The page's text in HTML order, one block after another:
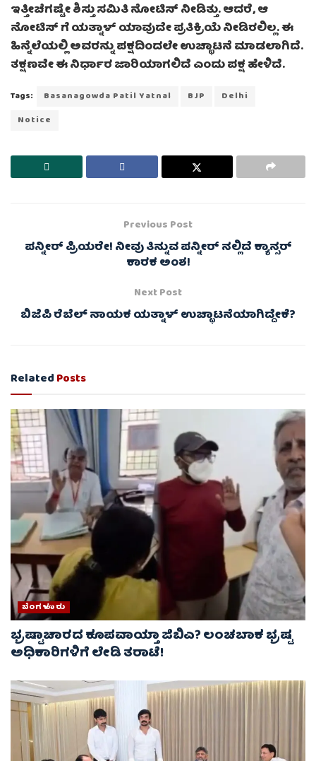
ಇತ್ತೀಚೆಗಷ್ಟೇ ಶಿಸ್ತು ಸಮಿತಿ ನೋಟಿಸ್ ನೀಡಿತ್ತು. ಆದರೆ, ಆ
ನೋಟಿಸ್ ಗೆ ಯತ್ನಾಳ್ ಯಾವುದೇ ಪ್ರತಿಕ್ರಿಯೆ ನೀಡಿರಲಿಲ್ಲ. ಈ
ಹಿನ್ನೆಲೆಯಲ್ಲಿ ಅವರನ್ನು ಪಕ್ಷದಿಂದಲೇ ಉಚ್ಛಾಟನೆ ಮಾಡಲಾಗಿದೆ.
ತಕ್ಷಣವೇ ಈ ನಿರ್ಧಾರ ಜಾರಿಯಾಗಲಿದೆ ಎಂದು ಪಕ್ಷ ಹೇಳಿದೆ.
Tags: Basanagowda Patil Yatnal BJP
Delhi
Notice
Previous Post
ಪನ್ನೀರ್ ಪ್ರಿಯರೇ! ನೀವು ತಿನ್ನುವ ಪನ್ನೀರ್ ನಲ್ಲಿದೆ ಕ್ಯಾನ್ಸರ್
ಕಾರಕ ಅಂಶ!
Next Post
ಬಿಜೆಪಿ ರೆಬೆಲ್ ನಾಯಕ ಯತ್ನಾಳ್ ಉಚ್ಛಾಟನೆಯಾಗಿದ್ದೇಕೆ?
RelatedPosts
ಬೆಂಗಳೂರು
ಭ್ರಷ್ಟಾಚಾರದ ಕೂಪವಾಯ್ತಾ ಜಿಬಿಎ? ಲಂಚಬಾಕ ಭ್ರಷ್ಟ
ಅಧಿಕಾರಿಗಳಿಗೆ ಲೇಡಿ ತರಾಟೆ!